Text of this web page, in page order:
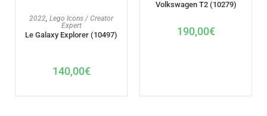
AJOUTER AU PANIER
2022, Lego Icons / Creator
Expert
Le Galaxy Explorer (10497)
140,00€
Volkswagen T2 (10279)
190,00€